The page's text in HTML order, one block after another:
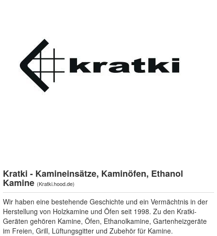
Kratki - Kamineinsätze, Kaminöfen, Ethanol
Kamine (Kratki.hood.de)
Wir haben eine bestehende Geschichte und ein Vermächtnis in der
Herstellung von Holzkamine und Öfen seit 1998. Zu den Kratki-
Geräten gehören Kamine, Öfen, Ethanolkamine, Gartenheizgeräte
im Freien, Grill, Lüftungsgitter und Zubehör für Kamine.